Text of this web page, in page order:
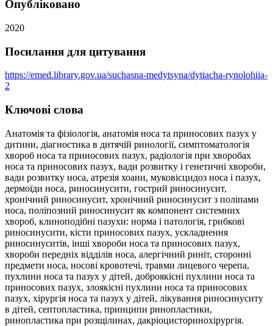
Опубліковано
2020
Посилання для цитування
https://emed.library.gov.ua/suchasna-medytsyna/dytiacha-rynolohiia-
2
Ключові слова
Анатомія та фізіологія, анатомія носа та приносових пазух у
дитини, діагностика в дитячій ринології, симптоматологія
хвороб носа та приносових пазух, радіологія при хворобах
носа та приносових пазух, вади розвитку і генетичні хвороби,
вади розвитку носа, атрезія хоани, муковісцидоз носа і пазух,
дермоїди носа, риносинусити, гострий риносинусит,
хронічний риносинусит, хронічний риносинусит з поліпами
носа, поліпозний риносинусит як компонент системних
хвороб, клиноподібні пазухи: норма і патологія, грибкові
риносинусити, кісти приносових пазух, ускладнення
риносинуситів, інші хвороби носа та приносових пазух,
хвороби передніх відділів носа, алергічний риніт, сторонні
предмети носа, носові кровотечі, травми лицевого черепа,
пухлини носа та пазух у дітей, доброякісні пухлини носа та
приносових пазух, злоякісні пухлини носа та приносових
пазух, хірургія носа та пазух у дітей, лікування риносинуситу
в дітей, септопластика, принципи ринопластики,
ринопластика при розщілинах, дакріоцисторинохірургія.